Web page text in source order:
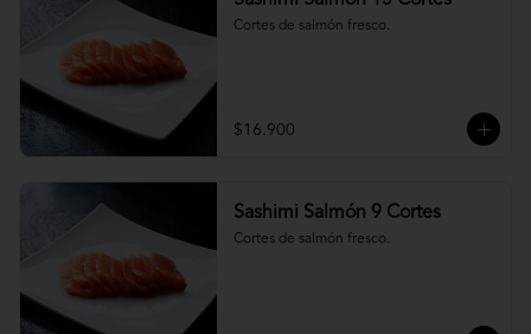
Cortes de salmón fresco.
$16.900
Sashimi Salmón 9 Cortes
Cortes de salmón fresco.